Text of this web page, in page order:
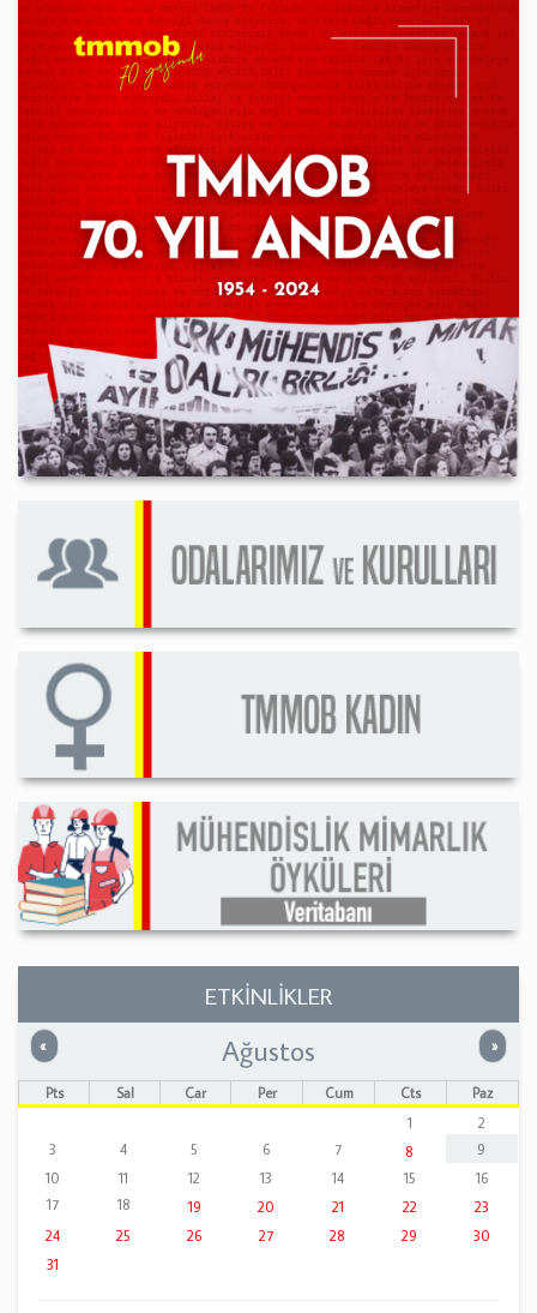
ETKİNLİKLER
« Önceki »
Ağustos
Pts Sal Çar Per Cum Cts
Paz
1
2
3
4 5 6 7 8
9
10
11 12 13 14 15
16
17
18 19 20 21 22
23
24
25 26 27 28 29
30
31